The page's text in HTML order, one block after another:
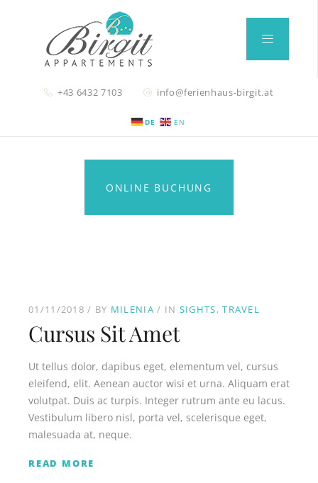
+43 6432 7103 info@ferienhaus-birgit.at
DE EN
ONLINE BUCHUNG
01/11/2018 BY MILENIA IN SIGHTS TRAVEL
Cursus Sit Amet
Ut tellus dolor, dapibus eget, elementum vel, cursus
eleifend, elit. Aenean auctor wisi et urna. Aliquam erat
volutpat. Duis ac turpis. Integer rutrum ante eu lacus.
Vestibulum libero nisl, porta vel, scelerisque eget,
malesuada at, neque.
READ MORE